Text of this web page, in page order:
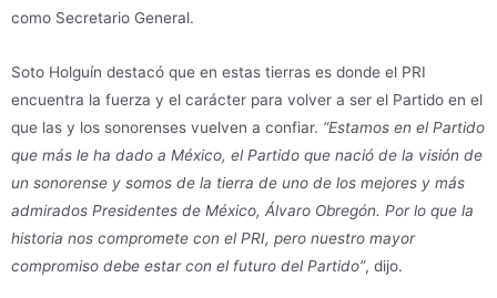
como Secretario General.
Soto Holguín destacó que en estas tierras es donde el PRI
encuentra la fuerza y el carácter para volver a ser el Partido en el
que las y los sonorenses vuelven a confiar. “Estamos en el Partido
que más le ha dado a México, el Partido que nació de la visión de
un sonorense y somos de la tierra de uno de los mejores y más
admirados Presidentes de México, Álvaro Obregón. Por lo que la
historia nos compromete con el PRI, pero nuestro mayor
compromiso debe estar con el futuro del Partido”, dijo.